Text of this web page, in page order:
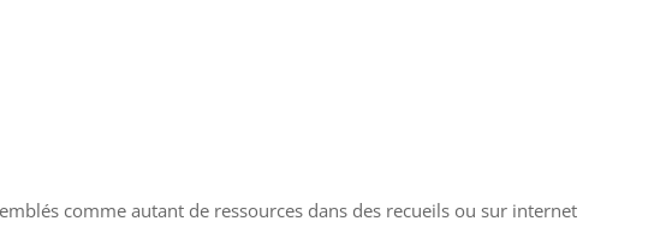
comme autant de ressources dans des recueils ou sur internet